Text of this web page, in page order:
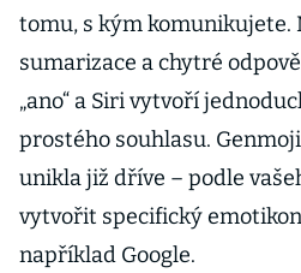
tomu, s kým komunikujete.
sumarizace a chytré
„ano“ a Siri vytvoří
prostého souhlasu.
unikla již dříve – podle
vytvořit specifický
například Google.